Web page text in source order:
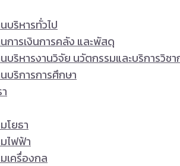
บริหารทั่วไป
การเงินการคลัง และพัสดุ
บริหารงานวิจัย นวัตกรรมและบริการวิชา
บริการการศึกษา
โยธา
ไฟฟ้า
เครื่องกล